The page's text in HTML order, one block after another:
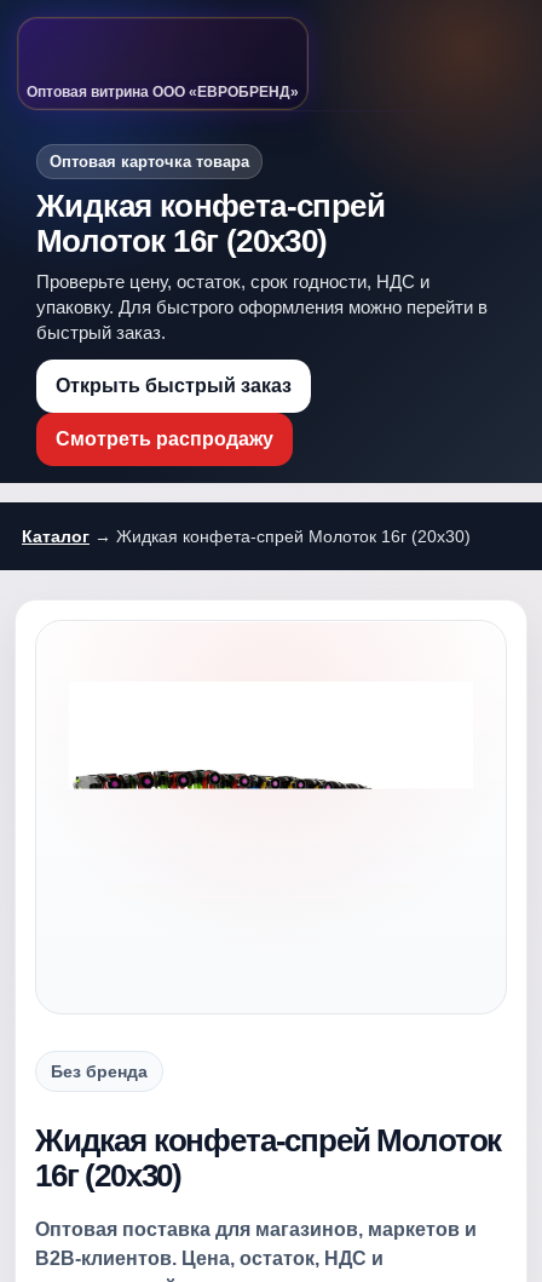
Оптовая витрина ООО «ЕВРОБРЕНД»
Оптовая карточка товара
Жидкая конфета-спрей
Молоток 16г (20х30)
Проверьте цену, остаток, срок годности, НДС и
упаковку. Для быстрого оформления можно перейти в
быстрый заказ.
Открыть быстрый заказ
Смотреть распродажу
Каталог → Жидкая конфета-спрей Молоток 16г (20х30)
Без бренда
Жидкая конфета-спрей Молоток
16г (20х30)
Оптовая поставка для магазинов, маркетов и
B2B-клиентов. Цена, остаток, НДС и